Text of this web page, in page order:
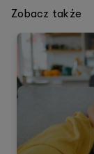
Zobacz także